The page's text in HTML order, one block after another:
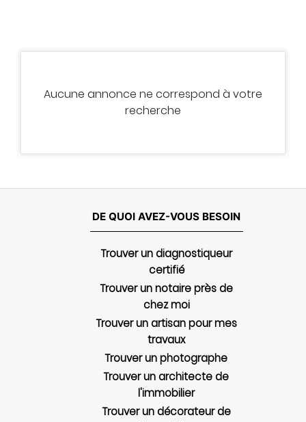
Aucune annonce ne correspond à votre
recherche
DE QUOI AVEZ-VOUS BESOIN
Trouver un diagnostiqueur
certifié
Trouver un notaire près de
chez moi
Trouver un artisan pour mes
travaux
Trouver un photographe
Trouver un architecte de
l'immobilier
Trouver un décorateur de